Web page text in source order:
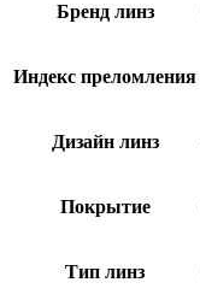
Бренд линз
Индекс преломления
Дизайн линз
Покрытие
Тип линз